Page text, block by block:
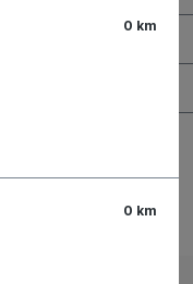
0 km
0 km